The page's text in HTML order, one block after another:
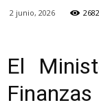
2 junio, 2026 2682
El